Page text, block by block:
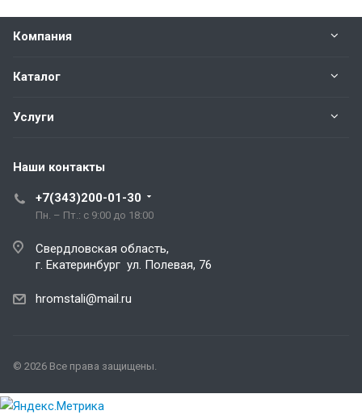
Компания
Каталог
Услуги
Наши контакты
+7(343)200-01-30
Пн. – Пт.: с 9:00 до 18:00
Свердловская область,
г. Екатеринбург ул. Полевая, 76
hromstali@mail.ru
© 2026 Все права защищены.